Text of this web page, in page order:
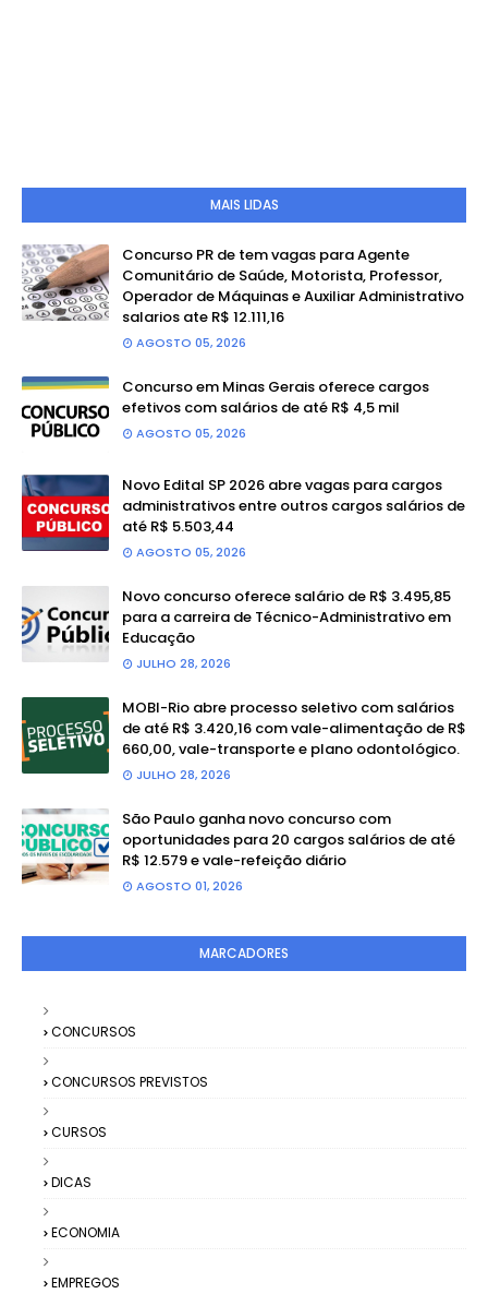
MAIS LIDAS
Concurso PR de tem vagas para Agente
Comunitário de Saúde, Motorista, Professor,
Operador de Máquinas e Auxiliar Administrativo
salarios ate R$ 12.111,16
AGOSTO 05, 2026
Concurso em Minas Gerais oferece cargos
efetivos com salários de até R$ 4,5 mil
AGOSTO 05, 2026
Novo Edital SP 2026 abre vagas para cargos
administrativos entre outros cargos salários de
até R$ 5.503,44
AGOSTO 05, 2026
Novo concurso oferece salário de R$ 3.495,85
para a carreira de Técnico-Administrativo em
Educação
JULHO 28, 2026
MOBI-Rio abre processo seletivo com salários
de até R$ 3.420,16 com vale-alimentação de R$
660,00, vale-transporte e plano odontológico.
JULHO 28, 2026
São Paulo ganha novo concurso com
oportunidades para 20 cargos salários de até
R$ 12.579 e vale-refeição diário
AGOSTO 01, 2026
MARCADORES
CONCURSOS
CONCURSOS PREVISTOS
CURSOS
DICAS
ECONOMIA
EMPREGOS